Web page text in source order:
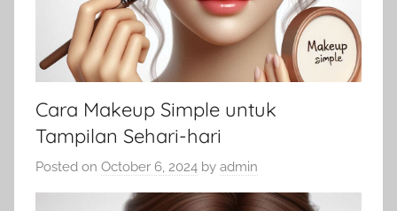
Cara Makeup Simple untuk
Tampilan Sehari-hari
Posted on October 6, 2024 by admin